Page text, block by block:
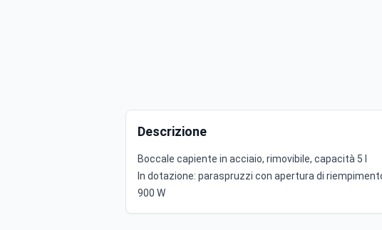
Descrizione
Boccale capiente in acciaio, rimovibile, capacità 5 l
In dotazione: paraspruzzi con apertura di
900 W